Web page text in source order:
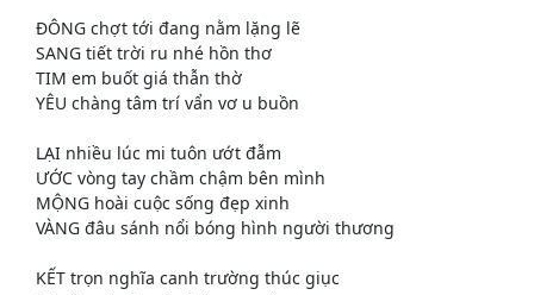
ĐÔNG chợt tới đang nằm lặng lẽ
SANG tiết trời ru nhé hồn thơ
TIM em buốt giá thẫn thờ
YÊU chàng tâm trí vẩn vơ u buồn
LẠI nhiều lúc mi tuôn ướt đẫm
ƯỚC vòng tay chầm chậm bên mình
MỘNG hoài cuộc sống đẹp xinh
VÀNG đâu sánh nổi bóng hình người thương
KẾT trọn nghĩa canh trường thúc giục